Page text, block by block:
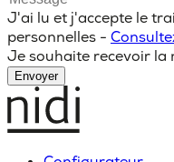
J'ai lu et j'accepte le
personnelles -
Je souhaite recevoir la
Envoyer